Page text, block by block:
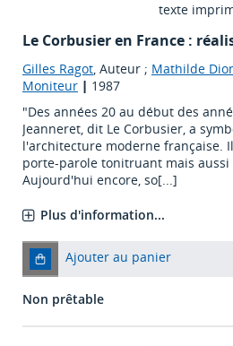
texte
Le Corbusier en France :
Gilles Ragot, Auteur ; Mathilde
Moniteur | 1987
"Des années 20 au début des
Jeanneret, dit Le Corbusier, a
l'architecture moderne française.
porte-parole tonitruant mais aussi
Aujourd'hui encore, so[...]
Plus d'information...
Ajouter au panier
Non prêtable